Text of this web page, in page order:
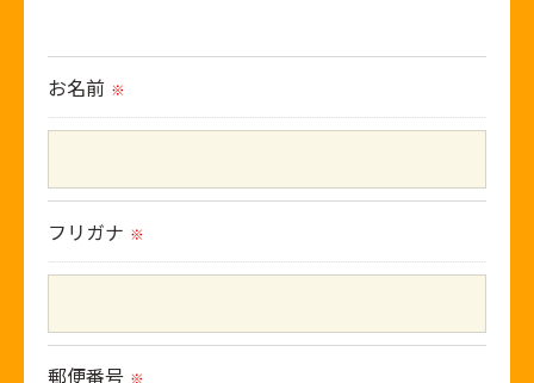
定められた場合を除き、
お名前 ※
フリガナ ※
郵便番号 ※